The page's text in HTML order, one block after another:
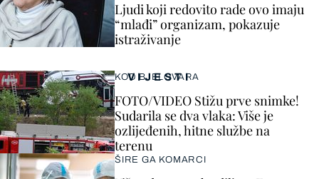
VIJESTI
KOD BJELOVARA
FOTO/VIDEO Stižu prve snimke!
Sudarila se dva vlaka: Više je
ozlijeđenih, hitne službe na
terenu
ŠIRE GA KOMARCI
Ljudi koji redovito rade ovo imaju
“mlađi” organizam, pokazuje
istraživanje